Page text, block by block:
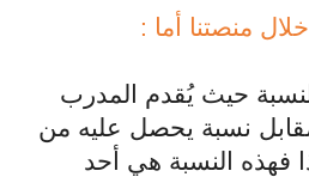
منصتنا أما :
حيث يُقدم المدرب
نسبة يحصل عليه من
فهذه النسبة هي أحد